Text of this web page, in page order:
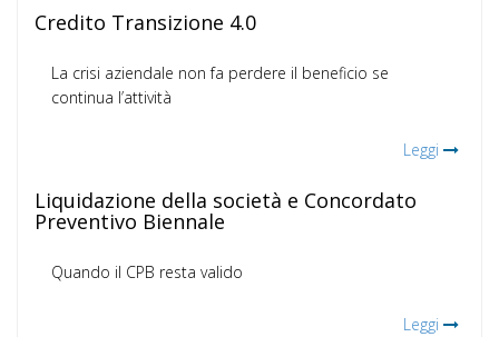
Credito Transizione 4.0
La crisi aziendale non fa perdere il beneficio se
continua l’attività
Leggi
Liquidazione della società e Concordato
Preventivo Biennale
Quando il CPB resta valido
Leggi